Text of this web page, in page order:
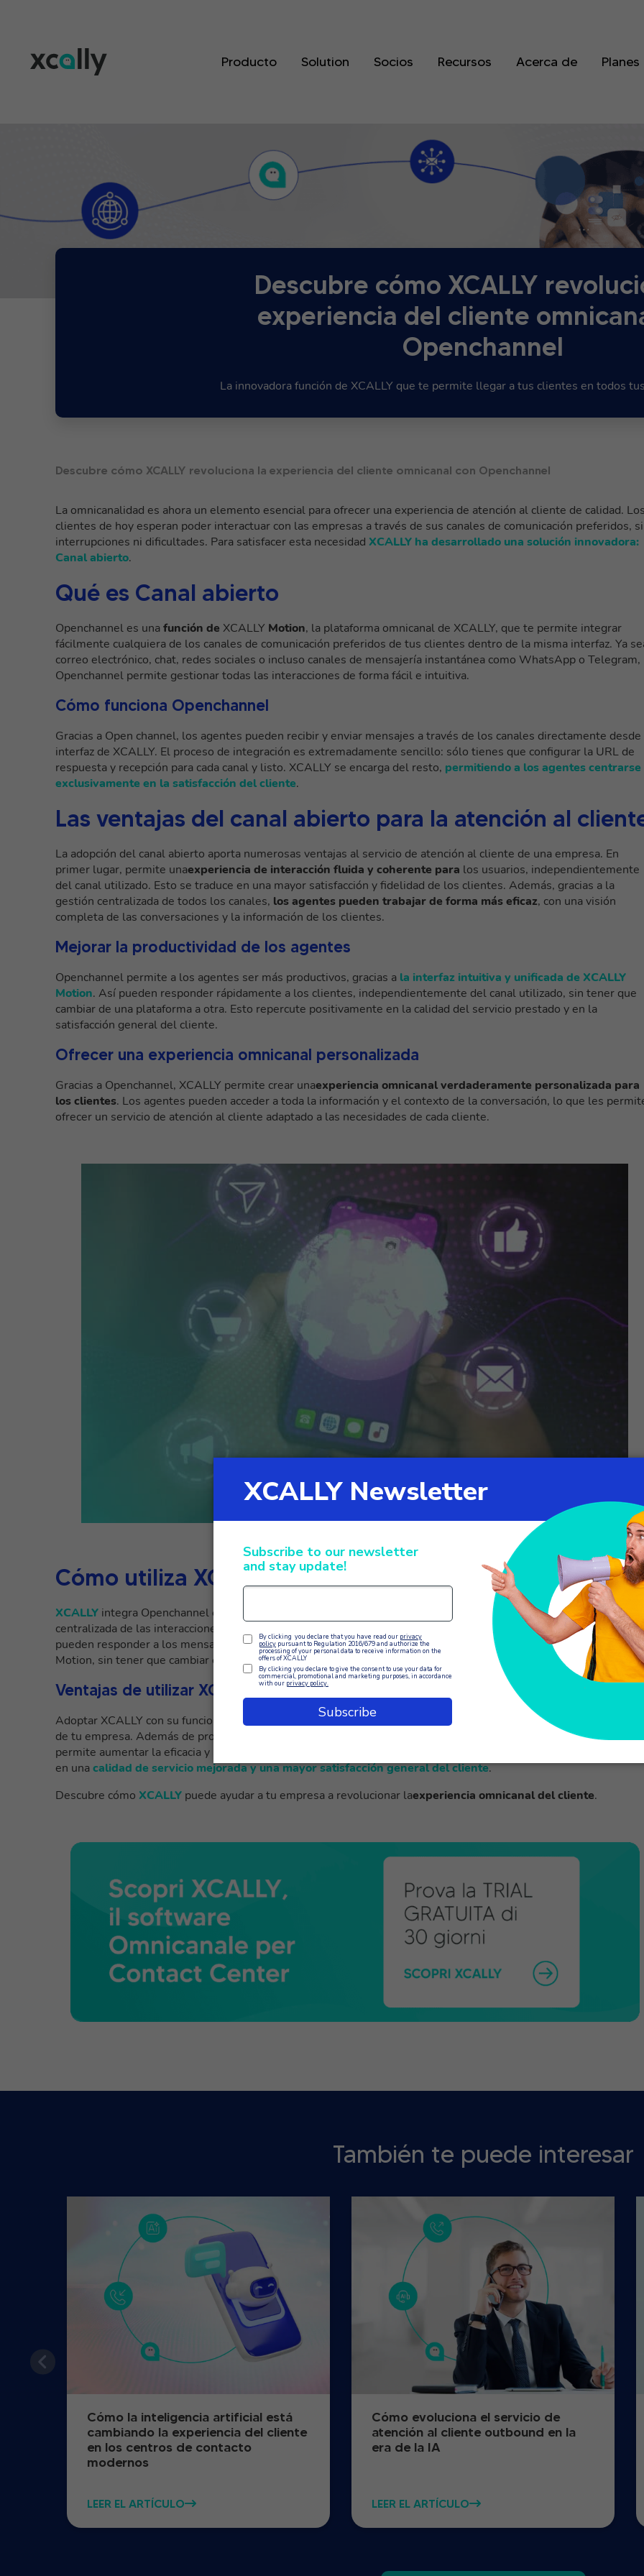
Producto Solution Socios Recursos Acerca de Planes
Descubre cómo XCALLY
experiencia del cliente
Openchannel
La innovadora función de XCALLY que te permite llegar a tus clientes en todos
Descubre cómo XCALLY revoluciona la experiencia del cliente omnicanal con Openchannel
La omnicanalidad es ahora un elemento esencial para ofrecer una experiencia de atención al cliente de calidad.
clientes de hoy esperan poder interactuar con las empresas a través de sus canales de comunicación preferidos,
interrupciones ni dificultades. Para satisfacer esta necesidad XCALLY ha desarrollado una solución innovadora:
Canal abierto.
Qué es Canal abierto
Openchannel es unafunción de XCALLY Motion, la plataforma omnicanal de XCALLY, que te permite integrar
fácilmente cualquiera de los canales de comunicación preferidos de tus clientes dentro de la misma interfaz. Ya
correo electrónico, chat, redes sociales o incluso canales de mensajería instantánea como WhatsApp o Telegram,
Openchannel permite gestionar todas las interacciones de forma fácil e intuitiva.
Cómo funciona Openchannel
Gracias a Open channel, los agentes pueden recibir y enviar mensajes a través de los canales directamente desde
interfaz de XCALLY. El proceso de integración es extremadamente sencillo: sólo tienes que configurar la URL de
respuesta y recepción para cada canal y listo. XCALLY se encarga del resto, permitiendo a los agentes centrarse
exclusivamente en la satisfacción del cliente.
Las ventajas del canal abierto para la atención al
La adopción del canal abierto aporta numerosas ventajas al servicio de atención al cliente de una empresa. En
primer lugar, permite unaexperiencia de interacción fluida y coherente para los usuarios, independientemente
del canal utilizado. Esto se traduce en una mayor satisfacción y fidelidad de los clientes. Además, gracias a la
gestión centralizada de todos los canales, los agentes pueden trabajar de forma más eficaz, con una visión
completa de las conversaciones y la información de los clientes.
Mejorar la productividad de los agentes
Openchannel permite a los agentes ser más productivos, gracias a la interfaz intuitiva y unificada de XCALLY
Motion. Así pueden responder rápidamente a los clientes, independientemente del canal utilizado, sin tener que
cambiar de una plataforma a otra. Esto repercute positivamente en la calidad del servicio prestado y en la
satisfacción general del cliente.
Ofrecer una experiencia omnicanal personalizada
Gracias a Openchannel, XCALLY permite crear unaexperiencia omnicanal verdaderamente personalizada para
los clientes. Los agentes pueden acceder a toda la información y el contexto de la conversación, lo que les
ofrecer un servicio de atención al cliente adaptado a las necesidades de cada cliente.
Cómo utiliza XCALLY Openchannel
XCALLY integra Openchannel en su suite omnicanal XCALLY Motion, lo que permite una gestión sencilla y
centralizada de las interacciones con los clientes en los canales preferidos. Con esta funcionalidad, los agentes
pueden responder a los mensajes de los clientes en cualquier canal directamente desde la interfaz de XCALLY
Motion, sin tener que cambiar entre plataformas.
Ventajas de utilizar XCALLY para la atención al cliente
Adoptar XCALLY con su funcionalidad de canal abierto aporta numerosas ventajas al servicio de atención al cliente
de tu empresa. Además de proporcionar a tus clientes una experiencia omnicanal fluida y personalizada, XCALLY
permite aumentar la eficacia y productividad de los agentes gracias a su interfaz intuitiva y unificada. Esto se
en unacalidad de servicio mejorada y una mayor satisfacción general del cliente.
Descubre cómo XCALLY puede ayudar a tu empresa a revolucionar laexperiencia omnicanal del cliente.
También te puede interesar
Cómo la inteligencia artificial está
cambiando la experiencia del cliente
en los centros de contacto
modernos
LEER EL ARTÍCULO
Cómo evoluciona el servicio de
atención al cliente outbound en la
era de la IA
LEER EL ARTÍCULO